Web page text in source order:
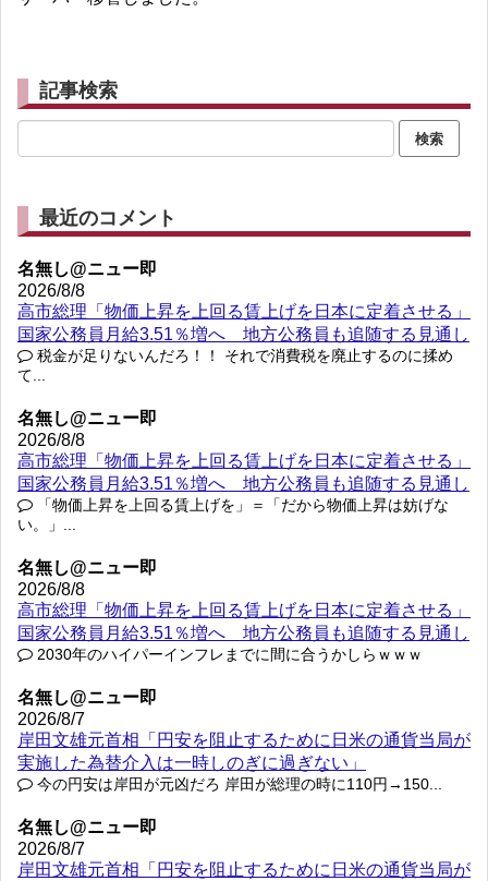
記事検索
最近のコメント
名無し@ニュー即
2026/8/8
高市総理「物価上昇を上回る賃上げを日本に定着させる」
国家公務員月給3.51％増へ 地方公務員も追随する見通し
税金が足りないんだろ！！ それで消費税を廃止するのに揉め
て...
名無し@ニュー即
2026/8/8
高市総理「物価上昇を上回る賃上げを日本に定着させる」
国家公務員月給3.51％増へ 地方公務員も追随する見通し
「物価上昇を上回る賃上げを」＝「だから物価上昇は妨げな
い。」...
名無し@ニュー即
2026/8/8
高市総理「物価上昇を上回る賃上げを日本に定着させる」
国家公務員月給3.51％増へ 地方公務員も追随する見通し
2030年のハイパーインフレまでに間に合うかしらｗｗｗ
名無し@ニュー即
2026/8/7
岸田文雄元首相「円安を阻止するために日米の通貨当局が
実施した為替介入は一時しのぎに過ぎない」
今の円安は岸田が元凶だろ 岸田が総理の時に110円→150...
名無し@ニュー即
2026/8/7
岸田文雄元首相「円安を阻止するために日米の通貨当局が